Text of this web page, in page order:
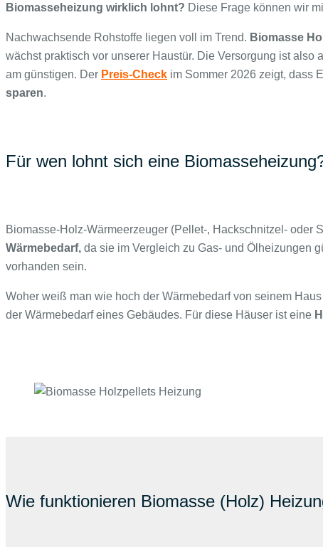
Biomasseheizung wirklich lohnt? Diese Frage können wir
Nachwachsende Rohstoffe liegen voll im Trend. Biomasse
wächst praktisch vor unserer Haustür. Die Versorgung ist
am günstigen. Der Preis-Check im Sommer 2026 zeigt, dass
sparen.
Für wen lohnt sich eine
Biomasse-Holz-Wärmeerzeuger (Pellet-, Hackschnitzel-
Wärmebedarf, da sie im Vergleich zu Gas- und Ölheizungen
vorhanden sein.
Woher weiß man wie hoch der Wärmebedarf von seinem
der Wärmebedarf eines Gebäudes. Für diese Häuser ist eine
Wie funktionieren Biomasse (Holz)